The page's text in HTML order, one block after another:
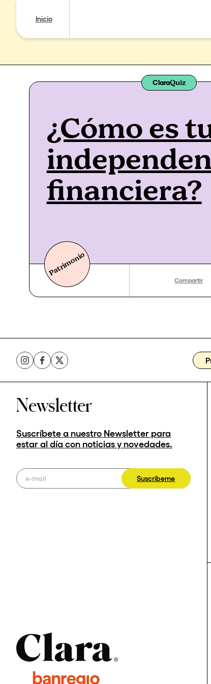
Inicio
ClaraQuiz
¿Cómo es
financiera?
Patrimonio
Compartir
Newsletter
Suscríbete a nuestro Newsletter para
estar al día con noticias y novedades.
Suscríbeme